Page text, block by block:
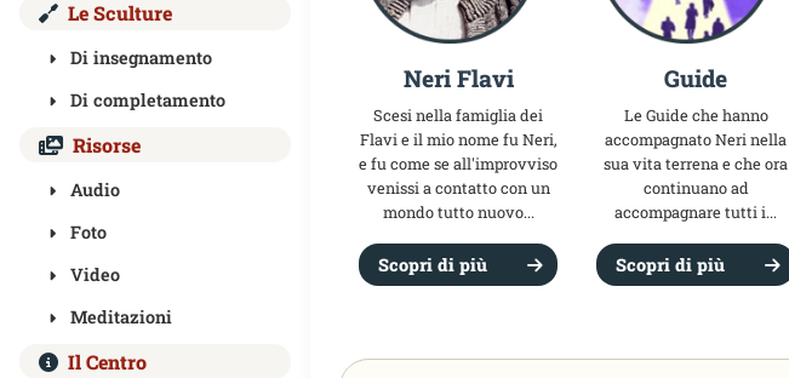
Le Sculture
Di insegnamento
Di completamento
Risorse
Audio
Foto
Video
Meditazioni
Il Centro
Neri Flavi
Scesi nella famiglia dei
Flavi e il mio nome fu Neri,
e fu come se all'improvviso
venissi a contatto con un
mondo tutto nuovo...
Scopri di più
Guide
Le Guide che hanno
accompagnato Neri nella
sua vita terrena e che ora
continuano ad
accompagnare tutti i...
Scopri di più